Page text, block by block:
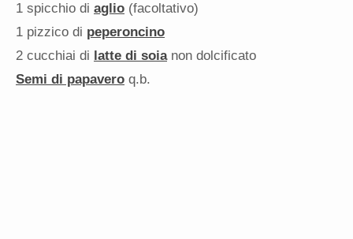
1 spicchio di aglio (facoltativo)
1 pizzico di peperoncino
2 cucchiai di latte di soianon dolcificato
Semi di papavero q.b.